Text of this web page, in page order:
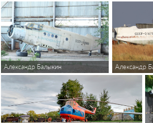
Александр Балыкин Александр